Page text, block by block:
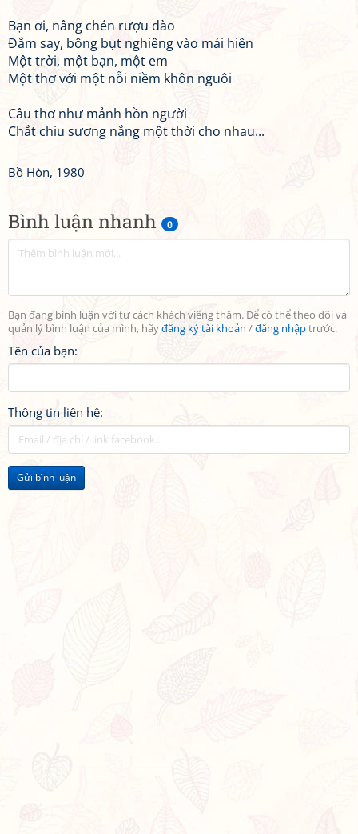
Bình luận nhanh 0
Bạn đang bình luận với tư cách khách viếng thăm. Để có thể theo dõi và
quản lý bình luận của mình, hãyđăng ký tài khoản /đăng nhậptrước.
Tên của bạn:
Thông tin liên hệ:
Gửi bình luận
Bạn ơi, nâng chén rượu đào
Đắm say, bông bụt nghiêng vào mái hiên
Một trời, một bạn, một em
Một thơ với một nỗi niềm khôn nguôi
Câu thơ như mảnh hồn người
Chắt chiu sương nắng một thời cho nhau...
Bồ Hòn, 1980